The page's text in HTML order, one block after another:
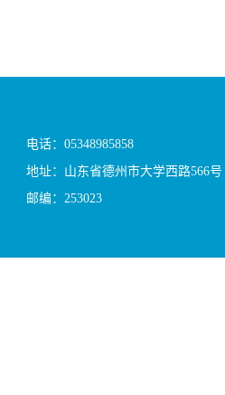
电话：05348985858
地址：山东省德州市大学西路566号
邮编：253023